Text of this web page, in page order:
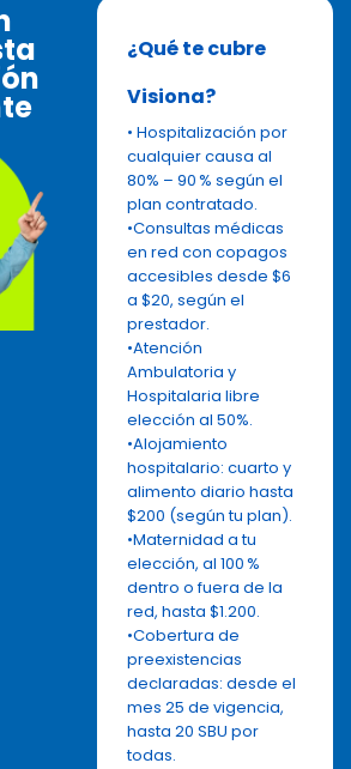
¿Qué te cubre
Visiona?
• Hospitalización por
cualquier causa al
80% – 90 % según el
plan contratado.
•Consultas médicas
en red con copagos
accesibles desde $6
a $20, según el
prestador.
•Atención
Ambulatoria y
Hospitalaria libre
elección al 50%.
•Alojamiento
hospitalario: cuarto y
alimento diario hasta
$200 (según tu plan).
•Maternidad a tu
elección, al 100 %
dentro o fuera de la
red, hasta $1.200.
•Cobertura de
preexistencias
declaradas: desde el
mes 25 de vigencia,
hasta 20 SBU por
todas.